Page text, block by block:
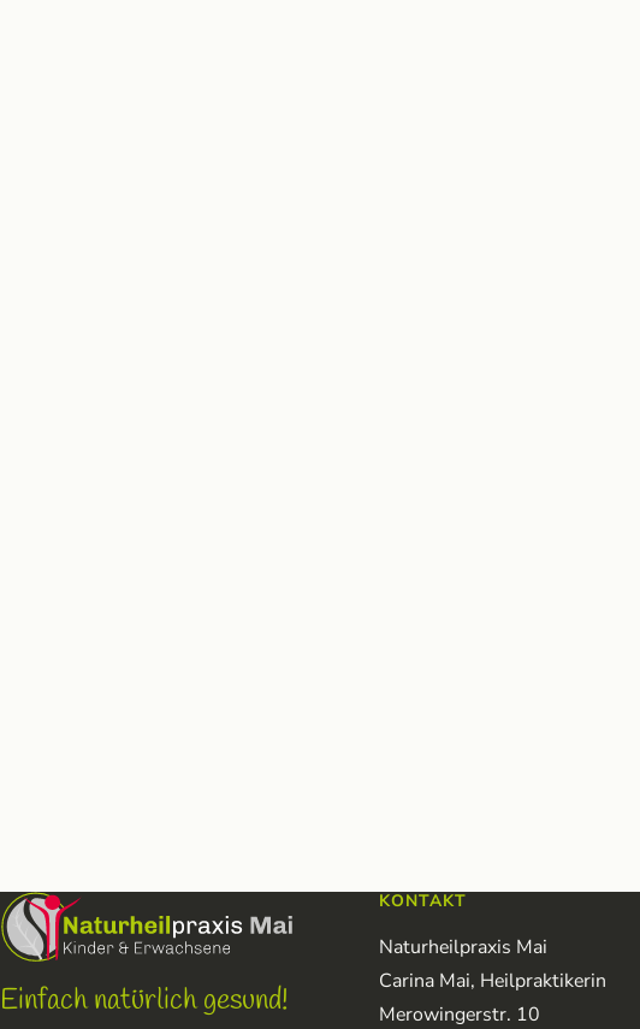
Einfach natürlich gesund!
KONTAKT
Naturheilpraxis Mai
Carina Mai, Heilpraktikerin
Merowingerstr. 10